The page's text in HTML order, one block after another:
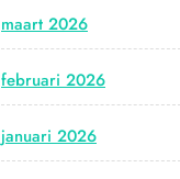
maart 2026
februari 2026
januari 2026